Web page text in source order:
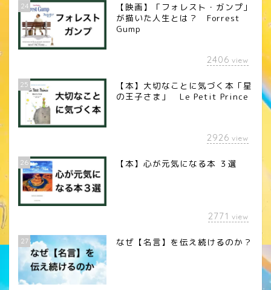
24
【映画】「フォレスト・ガンプ」
が描いた人生とは？ Forrest
Gump
2406 view
25
【本】大切なことに気づく本「星
の王子さま」 Le Petit Prince
2926 view
26 【本】心が元気になる本 ３選
2771 view
27 なぜ【名言】を伝え続けるのか？